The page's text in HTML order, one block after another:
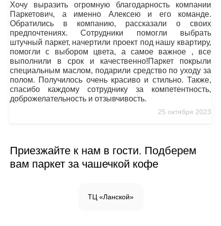
Хочу выразить огромную благодарность компании
Паркетович, а именно Алексею и его команде.
Обратились в компанию, рассказали о своих
предпочтениях. Сотрудники помогли выбрать
штучный паркет, начертили проект под нашу квартиру,
помогли с выбором цвета, а самое важное , все
выполнили в срок и качественно!Паркет покрыли
специальным маслом, подарили средство по уходу за
полом. Получилось очень красиво и стильно. Также,
спасибо каждому сотруднику за компетентность,
доброжелательность и отзывчивость.
25 октября 2023
Приезжайте к нам в гости. Подберем
вам паркет за чашечкой кофе
ТЦ «Ланской»